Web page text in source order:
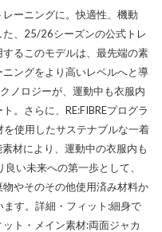
ーニングに。快適性、機動
、25/26シーズンの公式トレ
るこのモデルは、最先端の素
ングをより高いレベルへと導
ノロジーが、運動中も衣服内
。さらに、RE:FIBREプログラ
使用したサステナブルな一着
材により、運動中の衣服内も
い未来への第一歩として、
物やそのその他使用済み材料か
す。詳細・フィット:細身で
ト・メイン素材:両面ジャカ